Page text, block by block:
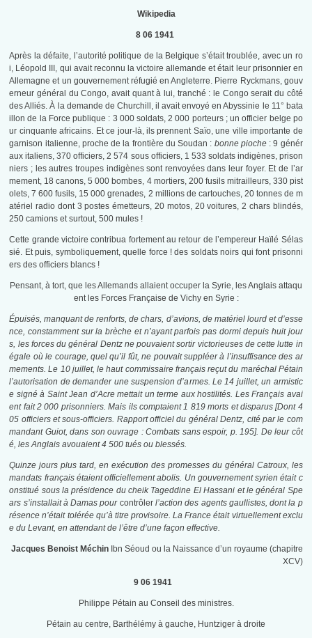
Wikipedia
8 06 1941
Après la défaite, l’autorité politique de la Belgique s’était troublée, avec un ro
i, Léopold III, qui avait reconnu la victoire allemande et était leur prisonnier en
Allemagne et un gouvernement réfugié en Angleterre. Pierre Ryckmans, gouv
erneur général du Congo, avait quant à lui, tranché : le Congo serait du côté
des Alliés. À la demande de Churchill, il avait envoyé en Abyssinie le 11° bata
illon de la Force publique : 3 000 soldats, 2 000 porteurs ; un officier belge po
ur cinquante africains. Et ce jour-là, ils prennent Saïo, une ville importante de
garnison italienne, proche de la frontière du Soudan : bonne pioche : 9 génér
aux italiens, 370 officiers, 2 574 sous officiers, 1 533 soldats indigènes, prison
niers ; les autres troupes indigènes sont renvoyées dans leur foyer. Et de l’ar
mement, 18 canons, 5 000 bombes, 4 mortiers, 200 fusils mitrailleurs, 330 pist
olets, 7 600 fusils, 15 000 grenades, 2 millions de cartouches, 20 tonnes de m
atériel radio dont 3 postes émetteurs, 20 motos, 20 voitures, 2 chars blindés,
250 camions et surtout, 500 mules !
Cette grande victoire contribua fortement au retour de l’empereur Haïlé Sélas
sié. Et puis, symboliquement, quelle force ! des soldats noirs qui font prisonni
ers des officiers blancs !
Pensant, à tort, que les Allemands allaient occuper la Syrie, les Anglais attaqu
ent les Forces Française de Vichy en Syrie :
Épuisés, manquant de renforts, de chars, d’avions, de matériel lourd et d’esse
nce, constamment sur la brèche et n’ayant parfois pas dormi depuis huit jour
s, les forces du général Dentz ne pouvaient sortir victorieuses de cette lutte in
égale où le courage, quel qu’il fût, ne pouvait suppléer à l’insuffisance des ar
mements. Le 10 juillet, le haut commissaire français reçut du maréchal Pétain
l’autorisation de demander une suspension d’armes. Le 14 juillet, un armistic
e signé à Saint Jean d’Acre mettait un terme aux hostilités. Les Français avai
ent fait 2 000 prisonniers. Mais ils comptaient 1 819 morts et disparus [Dont 4
05 officiers et sous-officiers. Rapport officiel du général Dentz, cité par le com
mandant Guiot, dans son ouvrage : Combats sans espoir, p. 195]. De leur côt
é, les Anglais avouaient 4 500 tués ou blessés.
Quinze jours plus tard, en exécution des promesses du général Catroux, les
mandats français étaient officiellement abolis. Un gouvernement syrien était c
onstitué sous la présidence du cheik Tageddine El Hassani et le général Spe
ars s’installait à Damas pour contrôlerl’action des agents gaullistes, dont la p
résence n’était tolérée qu’à titre provisoire. La France était virtuellement exclu
e du Levant, en attendant de l’être d’une façon effective.
Jacques Benoist Méchin Ibn Séoud ou la Naissance d’un royaume (chapitre
XCV)
9 06 1941
Philippe Pétain au Conseil des ministres.
Pétain au centre, Barthélémy à gauche, Huntziger à droite